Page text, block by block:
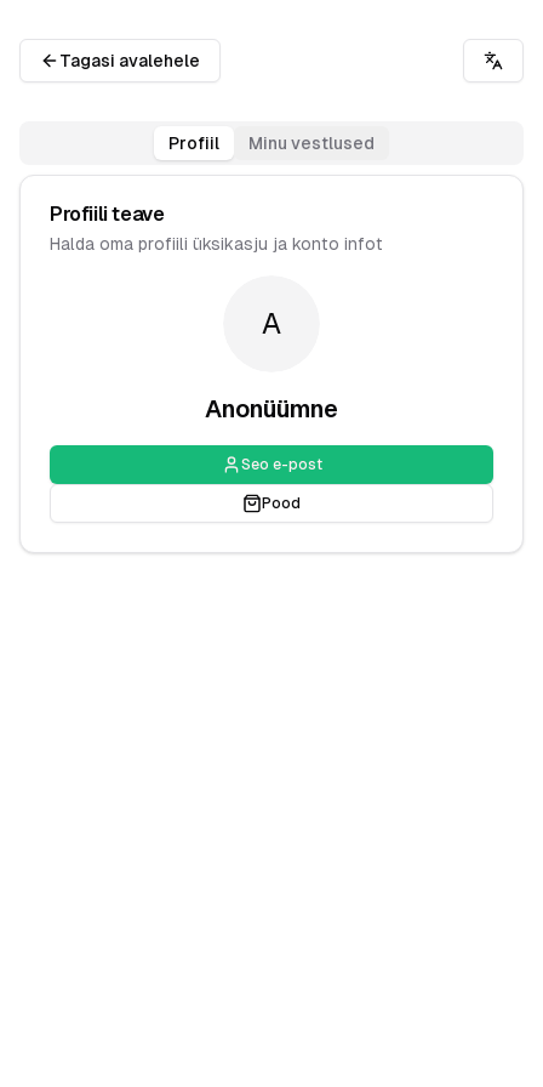
Tagasi avalehele
Profiil Minu vestlused
Profiili teave
Halda oma profiili üksikasju ja konto infot
A
Anonüümne
Seo e-post
Pood